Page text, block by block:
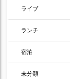
ライブ
ランチ
宿泊
未分類